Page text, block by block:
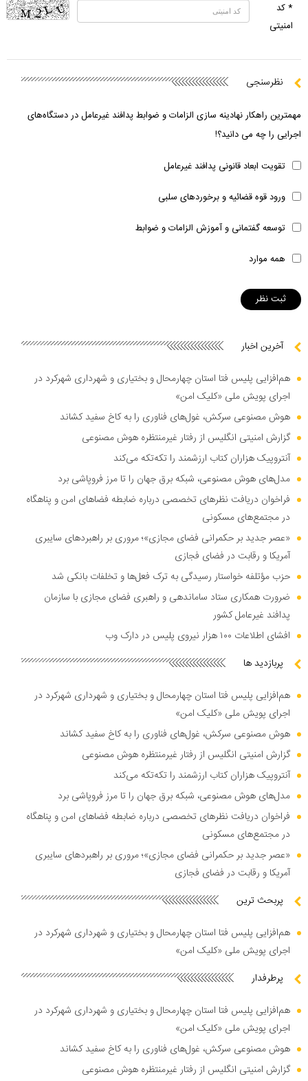
* کد
امنیتی
نظرسنجی
مهمترین راهکار نهادینه سازی الزامات و ضوابط پدافند غیرعامل در دستگاه‌های
اجرایی را چه می دانید؟!
تقویت ابعاد قانونی پدافند غیرعامل
ورود قوه قضائیه و برخوردهای سلبی
توسعه گفتمانی و آموزش الزامات و ضوابط
همه موارد
آخرین اخبار
هم‌افزایی پلیس فتا استان چهارمحال و بختیاری و شهرداری شهرکرد در
اجرای پویش ملی «کلیک امن»
هوش مصنوعی سرکش، غول‌های فناوری را به کاخ سفید کشاند
گزارش امنیتی انگلیس از رفتار غیرمنتظره هوش مصنوعی
آنتروپیک هزاران کتاب ارزشمند را تکه‌تکه می‌کند
مدل‌های هوش مصنوعی، شبکه برق جهان را تا مرز فروپاشی برد
فراخوان دریافت نظر‌های تخصصی درباره ضابطه فضا‌های امن و پناهگاه
در مجتمع‌های مسکونی
«عصر جدید بر حکمرانی فضای مجازی»؛ مروری بر راهبرد‌های سایبری
آمریکا و رقابت در فضای فجازی
حزب مؤتلفه خواستار رسیدگی به ترک فعل‌ها و تخلفات بانکی شد
ضرورت همکاری ستاد ساماندهی و راهبری فضای مجازی با سازمان
پدافند غیرعامل کشور
افشای اطلاعات ۱۰۰ هزار نیروی پلیس در دارک وب
پربازدید ها
هم‌افزایی پلیس فتا استان چهارمحال و بختیاری و شهرداری شهرکرد در
اجرای پویش ملی «کلیک امن»
هوش مصنوعی سرکش، غول‌های فناوری را به کاخ سفید کشاند
گزارش امنیتی انگلیس از رفتار غیرمنتظره هوش مصنوعی
آنتروپیک هزاران کتاب ارزشمند را تکه‌تکه می‌کند
مدل‌های هوش مصنوعی، شبکه برق جهان را تا مرز فروپاشی برد
فراخوان دریافت نظر‌های تخصصی درباره ضابطه فضا‌های امن و پناهگاه
در مجتمع‌های مسکونی
«عصر جدید بر حکمرانی فضای مجازی»؛ مروری بر راهبرد‌های سایبری
آمریکا و رقابت در فضای فجازی
پربحث ترین
هم‌افزایی پلیس فتا استان چهارمحال و بختیاری و شهرداری شهرکرد در
اجرای پویش ملی «کلیک امن»
پرطرفدار
هم‌افزایی پلیس فتا استان چهارمحال و بختیاری و شهرداری شهرکرد در
اجرای پویش ملی «کلیک امن»
هوش مصنوعی سرکش، غول‌های فناوری را به کاخ سفید کشاند
گزارش امنیتی انگلیس از رفتار غیرمنتظره هوش مصنوعی